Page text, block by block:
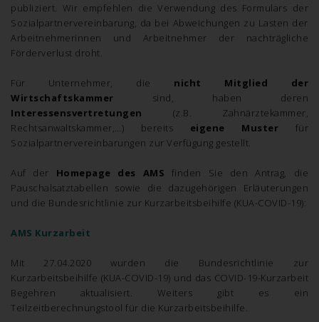
publiziert. Wir empfehlen die Verwendung des Formulars der
Sozialpartnervereinbarung, da bei Abweichungen zu Lasten der
Arbeitnehmerinnen und Arbeitnehmer der nachträgliche
Förderverlust droht.
Für Unternehmer, die nicht Mitglied der
Wirtschaftskammer sind, haben deren
Interessensvertretungen (z.B. Zahnärztekammer,
Rechtsanwaltskammer,…) bereits eigene Muster für
Sozialpartnervereinbarungen zur Verfügung gestellt.
Auf der Homepage des AMS finden Sie den Antrag, die
Pauschalsatztabellen sowie die dazugehörigen Erläuterungen
und die Bundesrichtlinie zur Kurzarbeitsbeihilfe (KUA-COVID-19):
AMS Kurzarbeit
Mit 27.04.2020 wurden die Bundesrichtlinie zur
Kurzarbeitsbeihilfe (KUA-COVID-19) und das COVID-19-Kurzarbeit
Begehren aktualisiert. Weiters gibt es ein
Teilzeitberechnungstool für die Kurzarbeitsbeihilfe.